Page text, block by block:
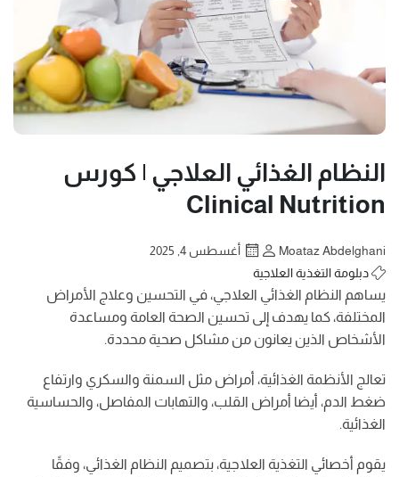
النظام الغذائي العلاجي | كورس
Clinical Nutrition
Moataz Abdelghani
أغسطس 4, 2025
دبلومة التغذية العلاجية
يساهم النظام الغذائي العلاجي، في التحسين وعلاج الأمراض
المختلفة، كما يهدف إلى تحسين الصحة العامة ومساعدة
الأشخاص الذين يعانون من مشاكل صحية محددة.
تعالج الأنظمة الغذائية، أمراض مثل السمنة والسكري وارتفاع
ضغط الدم، أيضا أمراض القلب، والتهابات المفاصل، والحساسية
الغذائية.
يقوم أخصائي التغذية العلاجية، بتصميم النظام الغذائي، وفقًا